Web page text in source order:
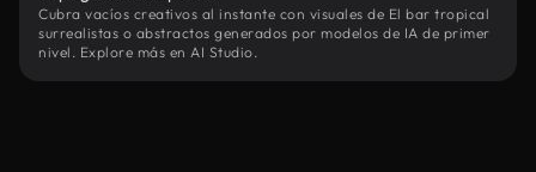
Cubra vacíos creativos al instante con visuales de El bar tropical
surrealistas o abstractos generados por modelos de IA de primer
nivel. Explore más en AI Studio.